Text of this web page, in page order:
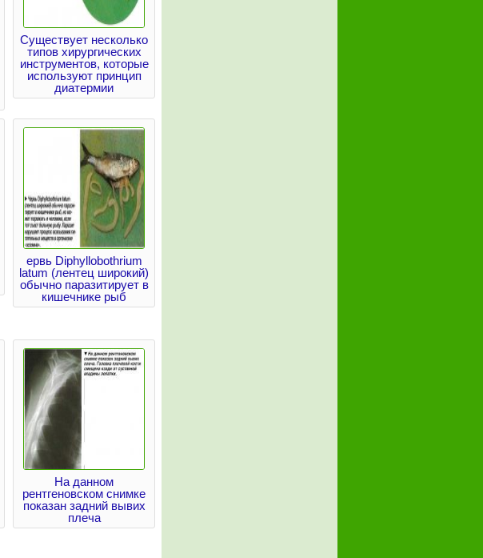
Существует несколько
типов хирургических
инструментов, которые
используют принцип
диатермии
ервь Diphyllobothrium
latum (лентец широкий)
обычно паразитирует в
кишечнике рыб
На данном
рентгеновском снимке
показан задний вывих
плеча